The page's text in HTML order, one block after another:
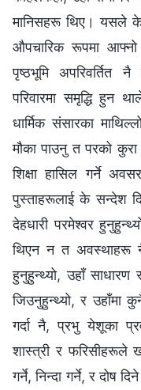
मानिसहरू थिए। यसले
औपचारिक रूपमा आफ्नो
पृष्ठभूमि अपरिवर्तित
परिवारमा समृद्धि हुन
धार्मिक संसारका
मौका पाउनु त परको
शिक्षा हासिल गर्ने
पुस्ताहरूलाई के सन्देश
देहधारी परमेश्‍वर
थिएन न त अवस्थाहरू
हुनुहुन्थ्यो, उहाँ साधारण
जिउनुहुन्थ्यो, र उहाँमा
गर्दा नै, प्रभु येशूका
शास्त्री र फरिसीहरूले
गर्ने, निन्दा गर्ने, र दोष